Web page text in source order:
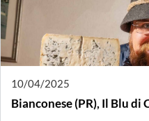
Torino, I formaggi del
In Piemonte esiste un
produttori, che si è dato
benessere animale, per
consumatore. Ne
latte.